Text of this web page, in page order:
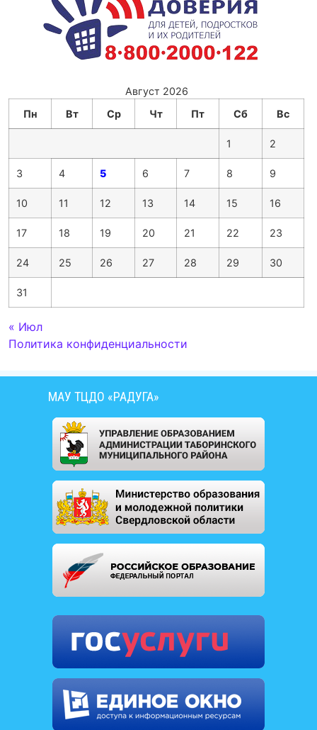
Август 2026
Пн
Вт Ср Чт Пт Сб Вс
1 2
3 4 5 6 7 8 9
10 11 12 13 14 15 16
17 18 19 20 21 22 23
24 25 26 27 28 29 30
31
« Июл
Политика конфиденциальности
МАУ ТЦДО «РАДУГА»